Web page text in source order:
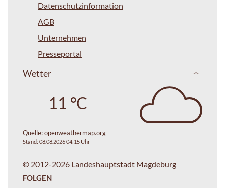
Datenschutzinformation
AGB
Unternehmen
Presseportal
Wetter
11 °C
Quelle:openweathermap.org
Stand: 08.08.2026 04:15 Uhr
© 2012-2026 Landeshauptstadt Magdeburg
FOLGEN